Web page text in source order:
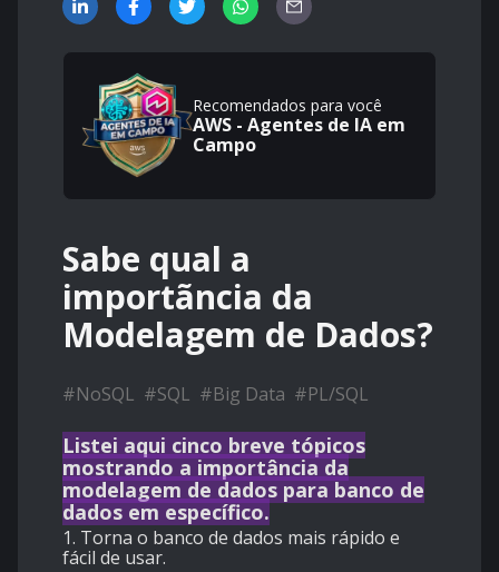
Recomendados para você
AWS - Agentes de IA em
Campo
Sabe qual a
importãncia da
Modelagem de Dados?
#NoSQL #SQL #Big Data #PL/SQL
Listei aqui cinco breve tópicos
mostrando a importância da
modelagem de dados para banco de
dados em específico.
1. Torna o banco de dados mais rápido e
fácil de usar.